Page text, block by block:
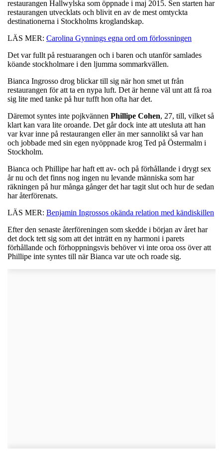
restaurangen Hallwylska som öppnade i maj 2015. Sen starten har
restaurangen utvecklats och blivit en av de mest omtyckta
destinationerna i Stockholms kroglandskap.
LÄS MER: Carolina Gynnings egna ord om förlossningen
Det var fullt på restuarangen och i baren och utanför samlades
köande stockholmare i den ljumma sommarkvällen.
Bianca Ingrosso drog blickar till sig när hon smet ut från
restaurangen för att ta en nypa luft. Det är henne väl unt att få roa
sig lite med tanke på hur tufft hon ofta har det.
Däremot syntes inte pojkvännen Phillipe Cohen, 27, till, vilket så
klart kan vara lite oroande. Det går dock inte att utesluta att han
var kvar inne på restaurangen eller än mer sannolikt så var han
och jobbade med sin egen nyöppnade krog Ted på Östermalm i
Stockholm.
Bianca och Phillipe har haft ett av- och på förhållande i drygt sex
år nu och det finns nog ingen nu levande människa som har
räkningen på hur många gånger det har tagit slut och hur de sedan
har återförenats.
LÄS MER: Benjamin Ingrossos okända relation med kändiskillen
Efter den senaste återföreningen som skedde i början av året har
det dock tett sig som att det inträtt en ny harmoni i parets
förhållande och förhoppningsvis behöver vi inte oroa oss över att
Phillipe inte syntes till när Bianca var ute och roade sig.